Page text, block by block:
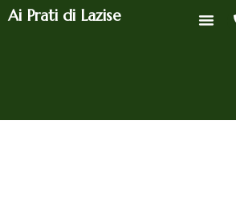
Ai Prati di Lazise